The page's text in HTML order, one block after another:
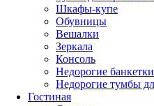
Шкафы-купе
Обувницы
Вешалки
Зеркала
Консоль
Недорогие
Недорогие тумбы
Гостиная